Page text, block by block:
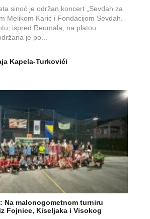
sinoć je održan koncert „Sevdah za
Melikom Karić i Fondacijom Sevdah.
ispred Reumala, na platou
je po...
Kapela-Turkovići
Na malonogometnom turniru
Fojnice, Kiseljaka i Visokog